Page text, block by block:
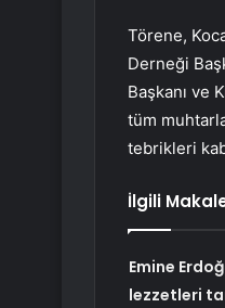
Törene,
Derneği
Başkanı ve
tüm
tebrikleri
İlgili
Emine
lezzetleri